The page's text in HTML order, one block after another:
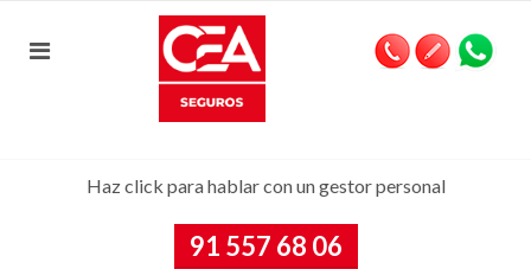
Haz click para hablar con un gestor personal
91 557 68 06